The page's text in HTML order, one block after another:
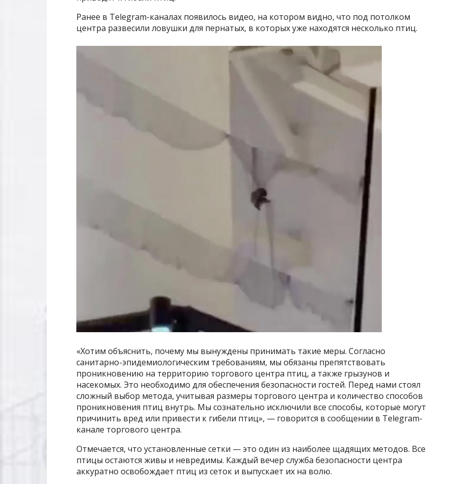
Ранее в Telegram-каналах появилось видео, на котором видно, что под потолком
центра развесили ловушки для пернатых, в которых уже находятся несколько птиц.
«Хотим объяснить, почему мы вынуждены принимать такие меры. Согласно
санитарно-эпидемиологическим требованиям, мы обязаны препятствовать
проникновению на территорию торгового центра птиц, а также грызунов и
насекомых. Это необходимо для обеспечения безопасности гостей. Перед нами стоял
сложный выбор метода, учитывая размеры торгового центра и количество способов
проникновения птиц внутрь. Мы сознательно исключили все способы, которые могут
причинить вред или привести к гибели птиц», — говорится в сообщении в Telegram-
канале торгового центра.
Отмечается, что установленные сетки — это один из наиболее щадящих методов. Все
птицы остаются живы и невредимы. Каждый вечер служба безопасности центра
аккуратно освобождает птиц из сеток и выпускает их на волю.